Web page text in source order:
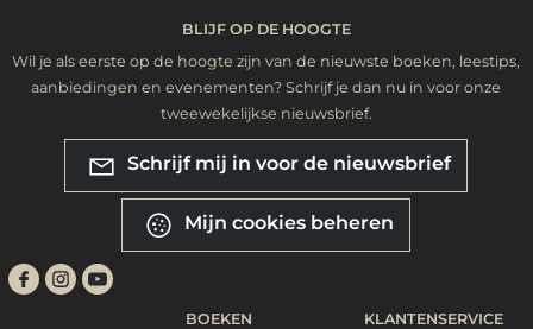
BLIJF OP DE HOOGTE
Wil je als eerste op de hoogte zijn van de nieuwste boeken, leestips,
aanbiedingen en evenementen? Schrijf je dan nu in voor onze
tweewekelijkse nieuwsbrief.
Schrijf mij in voor de nieuwsbrief
Mijn cookies beheren
BOEKEN KLANTENSERVICE